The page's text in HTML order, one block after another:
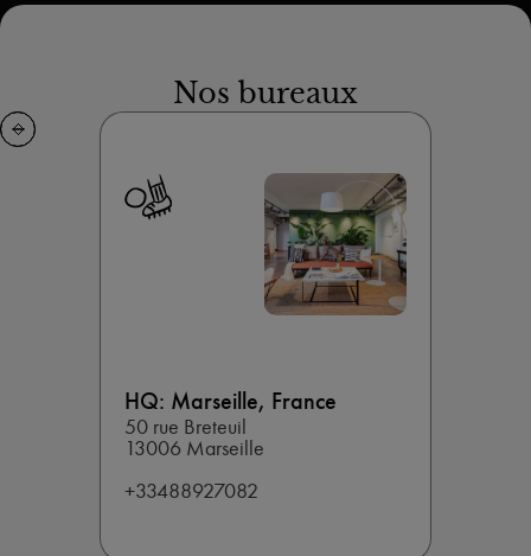
Nos bureaux
HQ: Marseille, France
50 rue Breteuil
13006 Marseille
+33488927082